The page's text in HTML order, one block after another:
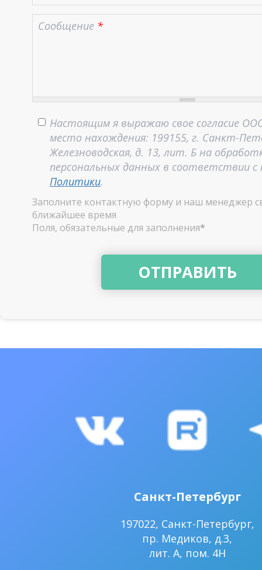
Сообщение *
Настоящим я выражаю свое согласие
место нахождения: 199155, г. Санкт-
Железноводская, д. 13, лит. Б на
персональных данных в соответствии с
Политики.
Заполните контактную форму и наш менеджер
ближайшее время
Поля, обязательные для заполнения*
ОТПРАВИТЬ
Санкт-Петербург
197022, Санкт-Петербург,
пр. Медиков, д.3,
лит. А, пом. 4Н